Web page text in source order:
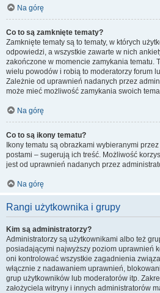
Na górę
Co to są zamknięte tematy?
Zamknięte tematy są to tematy, w których
odpowiedzi, a wszystkie zawarte w nich
zakończone w momencie zamykania tematu.
wielu powodów i robią to moderatorzy forum
Zależnie od uprawnień nadanych przez
może mieć możliwość zamykania swoich
Na górę
Co to są ikony tematu?
Ikony tematu są obrazkami wybieranymi
postami – sugerują ich treść. Możliwość
jest od uprawnień nadanych przez
Na górę
Rangi użytkownika i grupy
Kim są administratorzy?
Administratorzy są użytkownikami albo też
posiadającymi najwyższy poziom uprawnień
oni kontrolować wszystkie zagadnienia
włącznie z nadawaniem uprawnień,
grup użytkowników lub moderatorów itp.
założyciela witryny i innych administratorów